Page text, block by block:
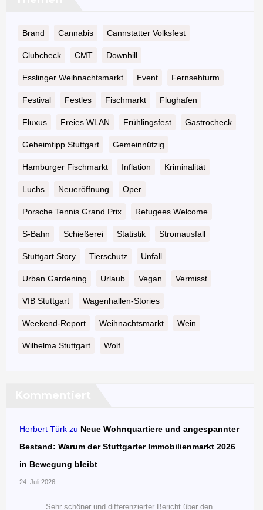
Brand Cannabis Cannstatter Volksfest
Clubcheck CMT Downhill
Esslinger Weihnachtsmarkt Event Fernsehturm
Festival Festles Fischmarkt Flughafen
Fluxus Freies WLAN Frühlingsfest Gastrocheck
Geheimtipp Stuttgart Gemeinnützig
Hamburger Fischmarkt Inflation Kriminalität
Luchs Neueröffnung Oper
Porsche Tennis Grand Prix Refugees Welcome
S-Bahn Schießerei Statistik Stromausfall
Stuttgart Story Tierschutz Unfall
Urban Gardening Urlaub Vegan Vermisst
VfB Stuttgart Wagenhallen-Stories
Weekend-Report Weihnachtsmarkt Wein
Wilhelma Stuttgart Wolf
Herbert Türk zu Neue Wohnquartiere und angespannter
Bestand: Warum der Stuttgarter Immobilienmarkt 2026
in Bewegung bleibt
24. Juli 2026
Sehr schöner und differenzierter Bericht über den